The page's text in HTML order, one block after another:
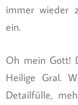
immer wieder
ein.
Oh mein Gott!
Heilige Gral.
Detailfülle,